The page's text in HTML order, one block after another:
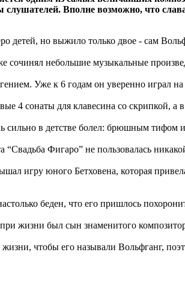
слушателей. Вполне возможно, что
детей, но выжило только двое - сам
сочинял небольшие музыкальные
Уже к 6 годам он уверенно играл на
4 сонаты для клавесина со скрипкой, а
сильно в детстве болел: брюшным тифом
Фигаро” не пользовалась
игру юного Бетховена, которая
беден, что его пришлось
жизни был сын знаменитого
чтобы его называли Вольфганг,